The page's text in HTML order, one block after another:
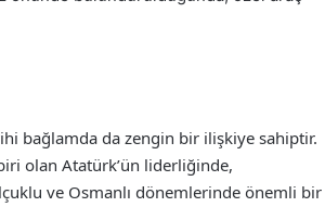
bağlamda da zengin bir ilişkiye sahiptir.
olan Atatürk’ün liderliğinde,
ve Osmanlı dönemlerinde önemli bir